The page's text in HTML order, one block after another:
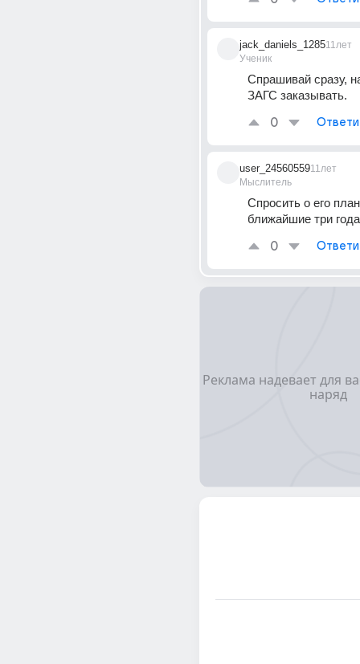
jack_daniels_1285
Ученик
11лет
Спрашивай сразу,
ЗАГС заказывать.
0
user_24560559
Мыслитель
11лет
Спросить о его
ближайшие три года
0